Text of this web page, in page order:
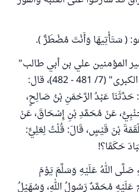
( سَتَأْتِيهَا ‌وَأَنْتَ ‌مُضْطَرٌّ ).
المؤمنين علي بن أبي طالب"
(ص 201 - 202)، وفي "السنن الكبرى" (7/ 481 - 482)، قال:
عَبْدُ الرَّحْمَنِ بْنُ صَالِحٍ،
عَنْ مُحَمَّدِ بْنِ إِسْحَاقَ، عَنْ
بْنَ قَيْسٍ، قَالَ: قُلْتُ لِعَلِيٍّ:
حَكَمًا؟!
اللهُ عَلَيْهِ وَسَلَّمَ يَوْمَ
عَلَيْهِ مُحَمَّدٌ رَسُولُ اللهِ، وَسُهَيْلُ